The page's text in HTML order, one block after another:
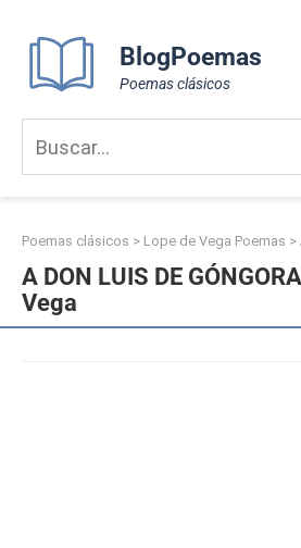
content
BlogPoemas
Poemas clásicos
Poemas clásicos > Lope de Vega Poemas >
A DON LUIS DE
Vega